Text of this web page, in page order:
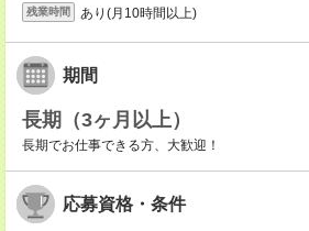
残業時間 あり(月10時間以上)
期間
長期（3ヶ月以上）
長期でお仕事できる方、大歓迎！
応募資格・条件